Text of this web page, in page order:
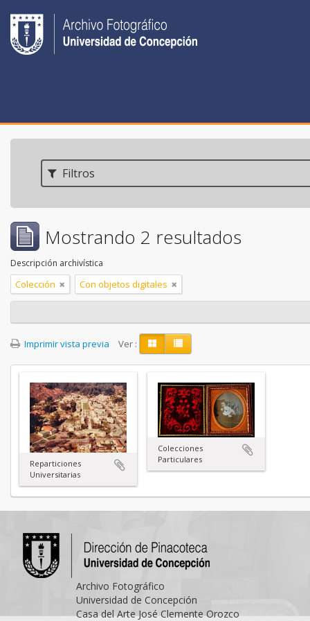
Filtros
Mostrando 2 resultados
Descripción archivística
Colección Con objetos digitales
Imprimir vista previa Ver :
Reparticiones
Universitarias
Colecciones
Particulares
Archivo Fotográfico
Universidad de Concepción
Casa del Arte José Clemente Orozco